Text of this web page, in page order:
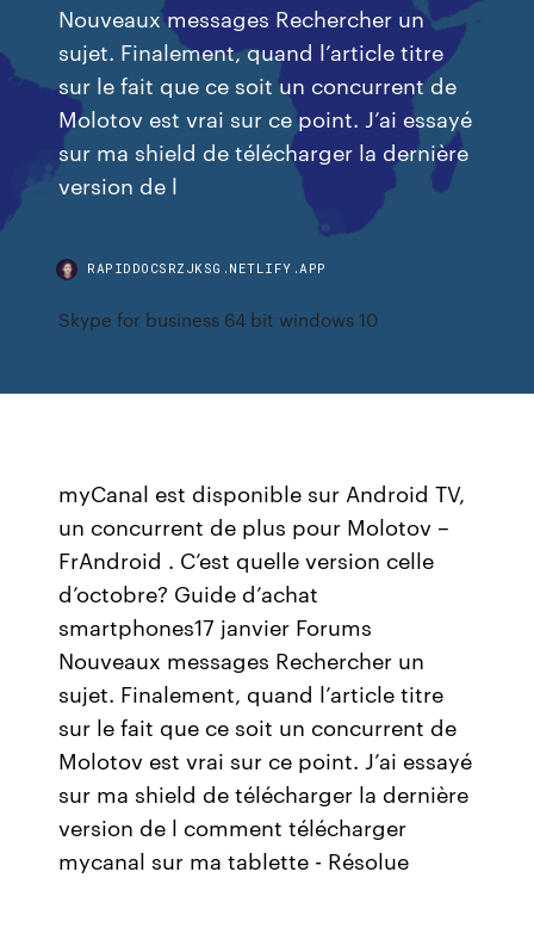
Nouveaux messages Rechercher un
sujet. Finalement, quand l’article titre
sur le fait que ce soit un concurrent de
Molotov est vrai sur ce point. J’ai essayé
sur ma shield de télécharger la dernière
version de l
RAPIDDOCSRZJKSG.NETLIFY.APP
Skype for business 64 bit windows 10
myCanal est disponible sur Android TV,
un concurrent de plus pour Molotov –
FrAndroid . C’est quelle version celle
d’octobre? Guide d’achat
smartphones17 janvier Forums
Nouveaux messages Rechercher un
sujet. Finalement, quand l’article titre
sur le fait que ce soit un concurrent de
Molotov est vrai sur ce point. J’ai essayé
sur ma shield de télécharger la dernière
version de l comment télécharger
mycanal sur ma tablette - Résolue